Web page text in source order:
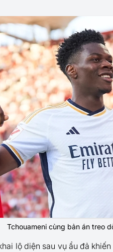
Tchouameni cùng bản án treo
lộ diện sau vụ ẩu đả